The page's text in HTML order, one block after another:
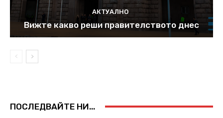
АКТУАЛНО
Вижте какво реши правителството днес
ПОСЛЕДВАЙТЕ НИ...